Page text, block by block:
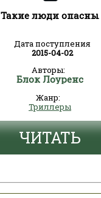
Такие люди опасны
Дата поступления
2015-04-02
Авторы:
Блок Лоуренс
Жанр:
Триллеры
ЧИТАТЬ